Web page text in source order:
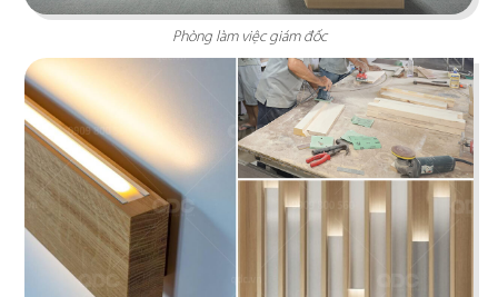
Phòng làm việc giám đốc